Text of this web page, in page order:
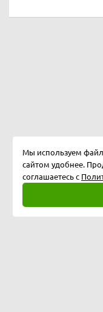
Мы используем
сайтом удобнее.
соглашаетесь с